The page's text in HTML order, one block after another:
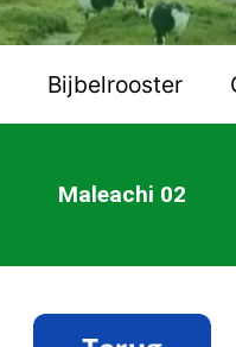
Bijbelrooster
Maleachi 02